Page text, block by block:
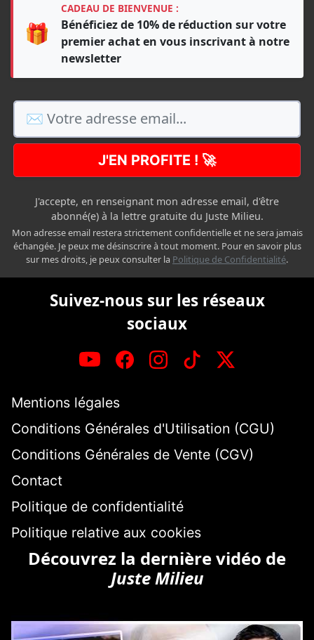
🎁
CADEAU DE BIENVENUE :
Bénéficiez de 10% de réduction sur votre
premier achat en vous inscrivant à notre
newsletter
J'EN PROFITE ! 🚀
J'accepte, en renseignant mon adresse email, d'être
abonné(e) à la lettre gratuite du Juste Milieu.
Mon adresse email restera strictement confidentielle et ne sera jamais
échangée. Je peux me désinscrire à tout moment. Pour en savoir plus
sur mes droits, je peux consulter la Politique de Confidentialité.
Suivez-nous sur les réseaux
sociaux
Mentions légales
Conditions Générales d'Utilisation (CGU)
Conditions Générales de Vente (CGV)
Contact
Politique de confidentialité
Politique relative aux cookies
Découvrez la dernière vidéo de
Juste Milieu